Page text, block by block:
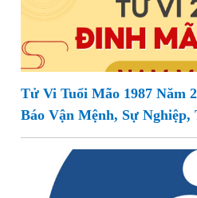
Tử Vi Tuổi Mão 1987 Năm
Báo Vận Mệnh, Sự Nghiệp,